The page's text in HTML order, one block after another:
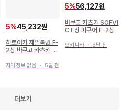
5%45,232원
히로아카 제일복권 F-
2상 바쿠고 카츠키 S
지역정보 없음 ・ 5달 전
5%56,127원
바쿠고 카츠키 SOFVI
C F상 피규어 F-2상
오키나와 ・5달 전
더보기